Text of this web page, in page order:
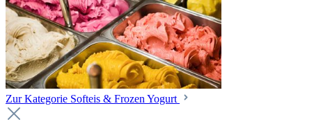
Zur Kategorie Softeis & Frozen Yogurt